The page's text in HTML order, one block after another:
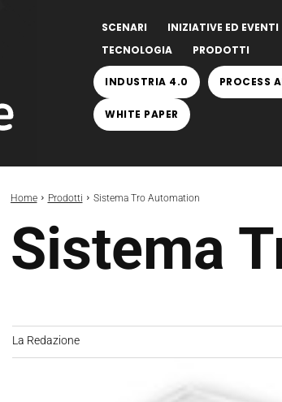
SCENARI INIZIATIVE ED EVENTI
TECNOLOGIA
PRODOTTI
INDUSTRIA 4.0 PROCESS
WHITE PAPER
Home Prodotti Sistema Tro Automation
Sistema
La Redazione